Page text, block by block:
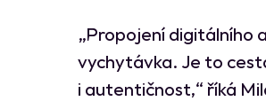
„Propojení digitálního
vychytávka. Je to
i autentičnost,“ říká